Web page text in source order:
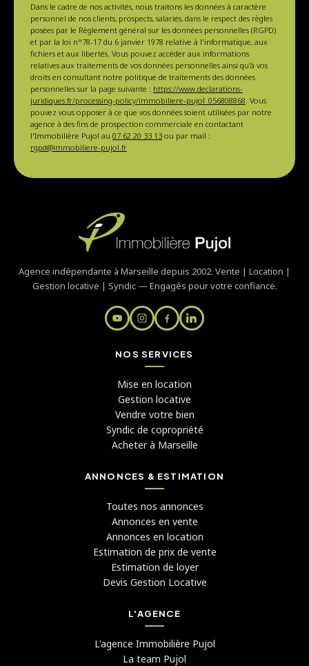
Dans le cadre de nos activités, nous traitons les données à caractère
personnel de nos clients, prospects, salariés, dans le respect des règles
posées par le Règlement général sur les données personnelles (RGPD)
et par la loi n°78-17 du 6 janvier 1978 relative à l'informatique, aux
fichiers et aux libertés. Vous pouvez accéder aux informations
relatives aux traitements de vos données personnelles ainsi qu'à vos
droits en consultant notre politique de traitements des données
personnelles sur la page suivante : https://www.declarations-
juridiques.fr/processing-policy/immobiliere-pujol_056808868 . Vous
pouvez vous opposer à ce que vos données soient utilisées par notre
agence à des fins de prospection commerciale en contactant
l'Immobilière Pujol au 07 62 20 33 13 ou par mail :
rgpd@immobiliere-pujol.fr
Agence indépendante à Marseille depuis 2002. Vente | Location |
Gestion locative | Syndic — Engagés pour votre confiance.
NOS SERVICES
Mise en location
Gestion locative
Vendre votre bien
Syndic de copropriété
Acheter à Marseille
ANNONCES & ESTIMATION
Toutes nos annonces
Annonces en vente
Annonces en location
Estimation de prix de vente
Estimation de loyer
Devis Gestion Locative
L'AGENCE
L'agence Immobilière Pujol
La team Pujol